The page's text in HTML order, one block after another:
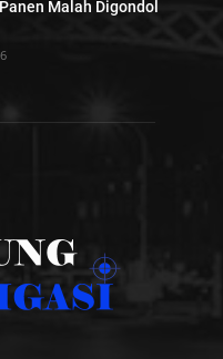
Malah Digondol